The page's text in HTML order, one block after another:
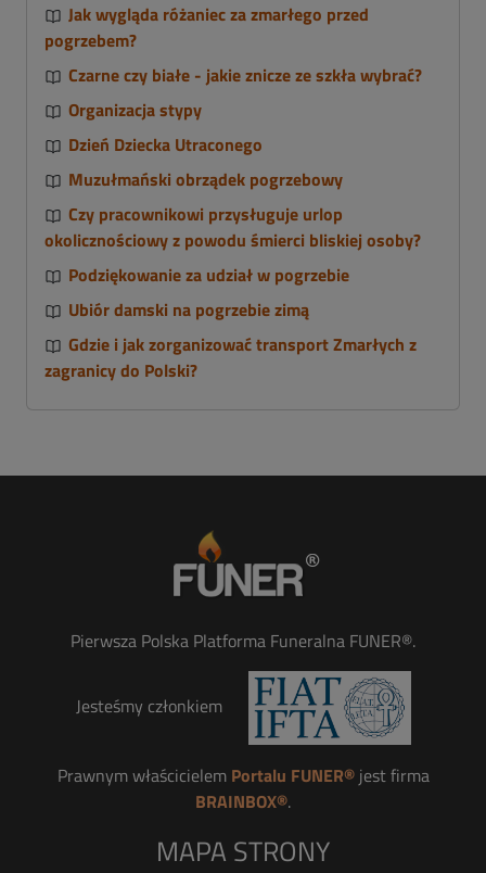
Jak wygląda różaniec za zmarłego przed
pogrzebem?
Czarne czy białe - jakie znicze ze szkła wybrać?
Organizacja stypy
Dzień Dziecka Utraconego
Muzułmański obrządek pogrzebowy
Czy pracownikowi przysługuje urlop
okolicznościowy z powodu śmierci bliskiej osoby?
Podziękowanie za udział w pogrzebie
Ubiór damski na pogrzebie zimą
Gdzie i jak zorganizować transport Zmarłych z
zagranicy do Polski?
Pierwsza Polska Platforma Funeralna FUNER®.
Jesteśmy członkiem
Prawnym właścicielem Portalu FUNER®jest firma
BRAINBOX®.
MAPA STRONY